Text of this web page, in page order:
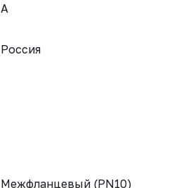
A
Россия
Межфланцевый (PN10)